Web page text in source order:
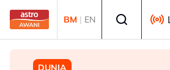
Skip to main content
BM | EN
MALAYSIA
MALAYSIA
DUNIA